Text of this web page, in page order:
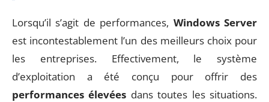
Lorsqu’il s’agit de performances, Windows Server
est incontestablement l’un des meilleurs choix pour
les entreprises. Effectivement, le système
d’exploitation a été conçu pour offrir des
performances élevées dans toutes les situations.